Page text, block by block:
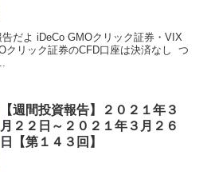
だよ iDeCo GMOクリック証券・VIX
クリック証券のCFD口座は決済なし つ
【週間投資報告】２０２１年３
月２２日～２０２１年３月２６
日【第１４３回】